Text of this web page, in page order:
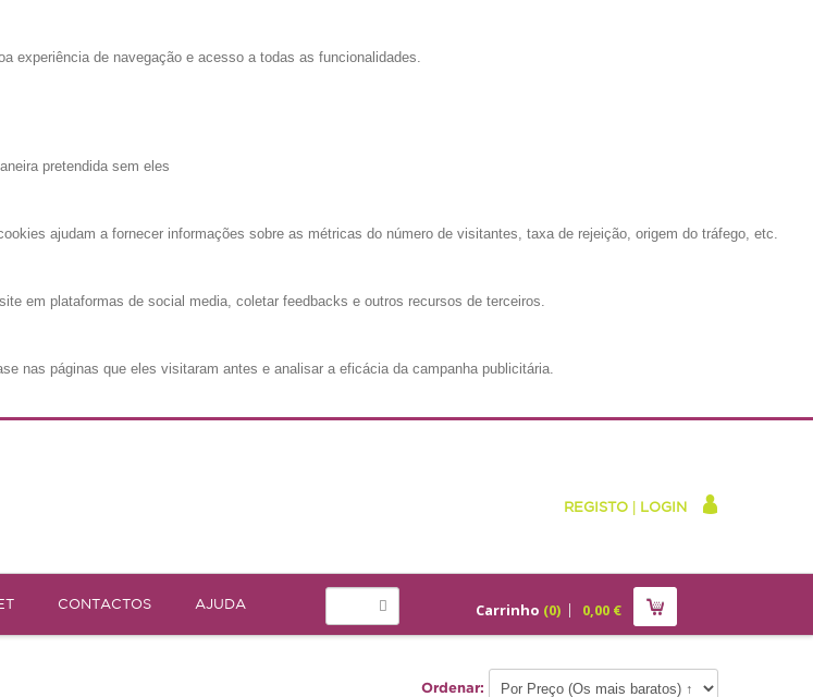
experiência de navegação e acesso a todas as funcionalidades.
pretendida sem eles
ajudam a fornecer informações sobre as métricas do número de visitantes, taxa de rejeição, origem do tráfego, etc.
em plataformas de social media, coletar feedbacks e outros recursos de terceiros.
nas páginas que eles visitaram antes e analisar a eficácia da campanha publicitária.
REGISTO LOGIN
CONTACTOS AJUDA Carrinho (0) 0,00€
Ordenar: